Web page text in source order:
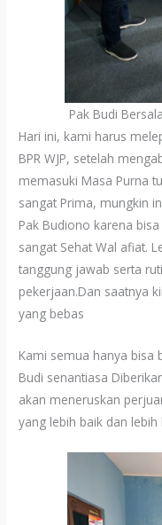
Pak Budi
Hari ini, kami harus
BPR WJP, setelah
memasuki Masa Purna
sangat Prima, mungkin
Pak Budiono karena
sangat Sehat Wal afiat.
tanggung jawab serta
pekerjaan.Dan saatnya
yang bebas
Kami semua hanya bisa
Budi senantiasa
akan meneruskan
yang lebih baik dan lebih